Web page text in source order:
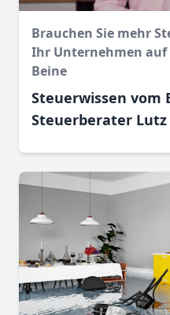
Brauchen Sie mehr
Ihr Unternehmen auf
Beine
Steuerwissen vom
Steuerberater